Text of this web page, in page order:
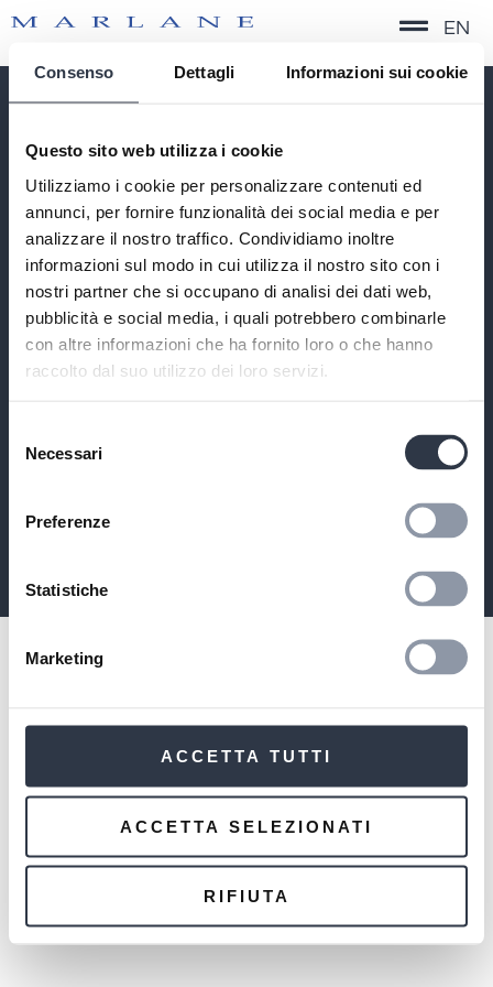
Consenso Dettagli Informazioni sui cookie
Questo sito web utilizza i cookie
Utilizziamo i cookie per personalizzare contenuti ed
annunci, per fornire funzionalità dei social media e per
analizzare il nostro traffico. Condividiamo inoltre
informazioni sul modo in cui utilizza il nostro sito con i
nostri partner che si occupano di analisi dei dati web,
pubblicità e social media, i quali potrebbero combinarle
con altre informazioni che ha fornito loro o che hanno
raccolto dal suo utilizzo dei loro servizi.
delNecessari
Preferenze
Statistiche
Marketing
ACCETTA TUTTI
ACCETTA SELEZIONATI
RIFIUTA
EN
QUICK SERVICE
CONTEMPORARY FORMAL
PERFORMANCE
SOSTENIBILITÀ
CONTATTI
PRIVACY POLICY
COOKIE POLICY
CODICE ETICO
CAP. SOC. € 1.000.000 INT. VERS. | C.F./P.IVA/REG.IMP
COORDINAMENTO DA PARTE DI MARZOTTO WOOL